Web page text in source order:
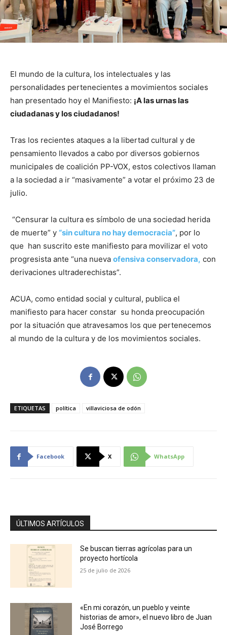
El mundo de la cultura, los intelectuales y las
personalidades pertenecientes a movimientos sociales
han presentado hoy el Manifiesto: ¡A las urnas las
ciudadanas y los ciudadanos!
Tras los recientes ataques a la libertad cultural y de
pensamiento llevados a cabo por diversos gobiernos
municipales de coalición PP-VOX, estos colectivos llaman
a la sociedad a ir “masivamente” a votar el próximo 23 de
julio.
“Censurar la cultura es símbolo de una sociedad herida
de muerte” y “sin cultura no hay democracia”, por lo
que han suscrito este manifiesto para movilizar el voto
progresista ante “una nueva ofensiva conservadora, con
derivaciones ultraderechistas”.
ACUA, como entidad social y cultural, publica el
manifiesto para hacer constar su honda preocupación
por la situación que atravesamos los que pertenecemos
al mundo de la cultura y de los movimientos sociales.
ETIQUETAS política villaviciosa de odón
Facebook X WhatsApp
ÚLTIMOS ARTÍCULOS
Se buscan tierras agrícolas para un
proyecto hortícola
25 de julio de 2026
«En mi corazón, un pueblo y veinte
historias de amor», el nuevo libro de Juan
José Borrego